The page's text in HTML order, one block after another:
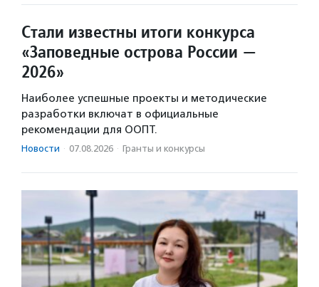
Стали известны итоги конкурса
«Заповедные острова России —
2026»
Наиболее успешные проекты и методические
разработки включат в официальные
рекомендации для ООПТ.
Новости · 07.08.2026 · Гранты и конкурсы